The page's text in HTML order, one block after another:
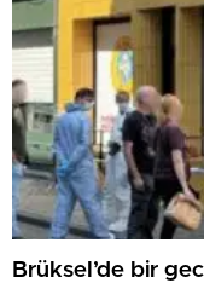
Brüksel’de bir